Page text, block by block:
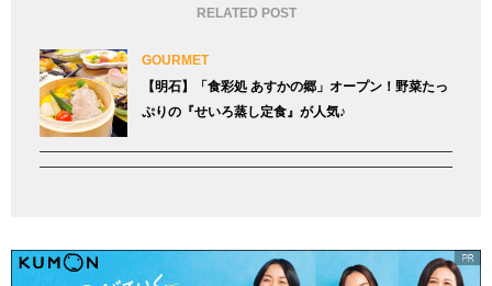
RELATED POST
GOURMET
【明石】「食彩処 あすかの郷」オープン！野菜たっ
ぷりの『せいろ蒸し定食』が人気♪